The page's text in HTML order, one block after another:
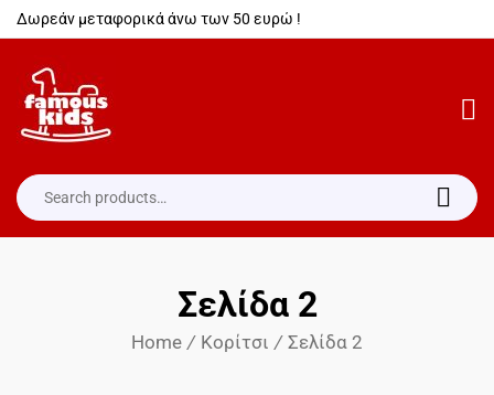
Δωρεάν μεταφορικά άνω των 50 ευρώ !
Σελίδα 2
Home / Κορίτσι / Σελίδα 2